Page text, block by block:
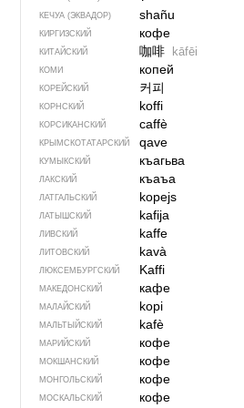
КЕЧУА (ЭКВАДОР) shañu
КИРГИЗСКИЙ кофе
КИТАЙСКИЙ 咖啡 kāfēi
КОМИ копей
КОРЕЙСКИЙ 커피
КОРНСКИЙ koffi
КОРСИКАНСКИЙ caffè
КРЫМСКО­ТАТАРСКИЙ qave
КУМЫКСКИЙ къагьва
ЛАКСКИЙ къаъа
ЛАТГАЛЬСКИЙ kopejs
ЛАТЫШСКИЙ kafija
ЛИВСКИЙ kaffe
ЛИТОВСКИЙ kavà
ЛЮКСЕМБУРГСКИЙ Kaffi
МАКЕДОНСКИЙ кафе
МАЛАЙСКИЙ kopi
МАЛЬТЫЙСКИЙ kafè
МАРИЙСКИЙ кофе
МОКШАНСКИЙ кофе
МОНГОЛЬСКИЙ кофе
МОСКАЛЬСКИЙ кофе